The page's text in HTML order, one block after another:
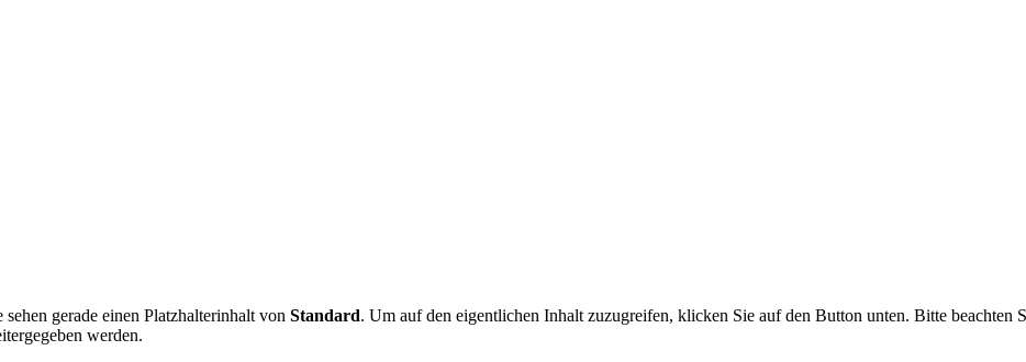
sehen gerade einen Platzhalterinhalt vonStandard. Um auf den eigentlichen Inhalt zuzugreifen, klicken Sie auf den Button unten. Bitte beachten
werden.